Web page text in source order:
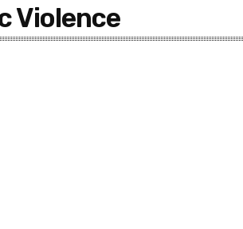
Violence